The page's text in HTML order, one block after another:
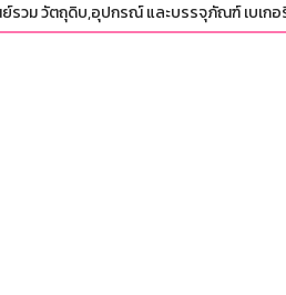
วม วัตถุดิบ,อุปกรณ์ และบรรจุภัณฑ์ เบเกอรี่